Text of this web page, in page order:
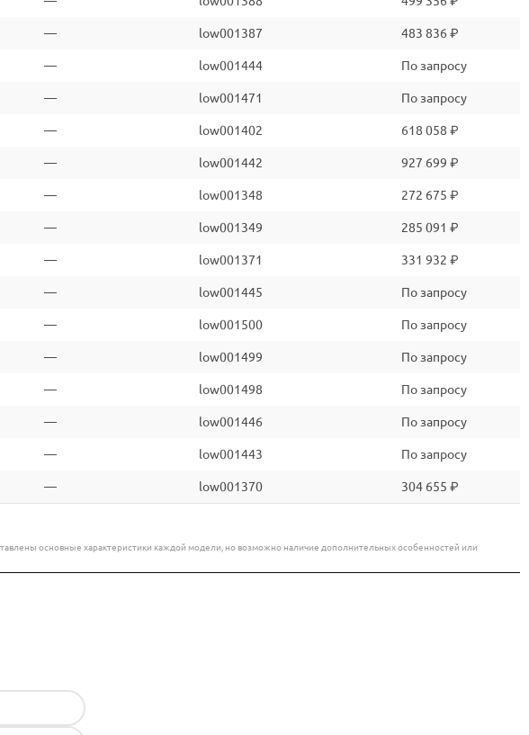
— low001387 483 836 ₽
— low001444 По запросу
— low001471 По запросу
— low001402 618 058 ₽
— low001442 927 699 ₽
— low001348 272 675 ₽
— low001349 285 091 ₽
— low001371 331 932 ₽
— low001445 По запросу
— low001500 По запросу
— low001499 По запросу
— low001498 По запросу
— low001446 По запросу
— low001443 По запросу
— low001370 304 655 ₽
основные характеристики каждой модели, но возможно наличие дополнительных особенностей или